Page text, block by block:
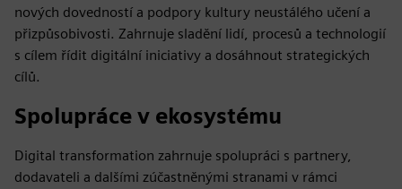
nových dovedností a podpory kultury neustálého učení a
přizpůsobivosti. Zahrnuje sladění lidí, procesů a technologií
s cílem řídit digitální iniciativy a dosáhnout strategických
cílů.
Spolupráce v ekosystému
Digital transformation zahrnuje spolupráci s partnery,
dodavateli a dalšími zúčastněnými stranami v rámci